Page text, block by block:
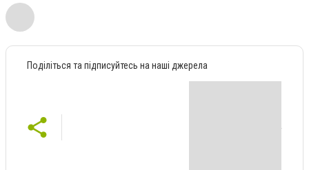
Поділіться та підписуйтесь на наші джерела